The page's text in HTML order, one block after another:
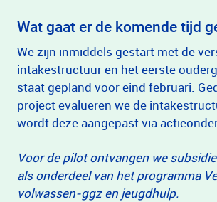
Wat gaat er de komende tijd
We zijn inmiddels gestart met de
intakestructuur en het eerste
staat gepland voor eind februari.
project evalueren we de
wordt deze aangepast via
Voor de pilot ontvangen we
als onderdeel van het programma
volwassen-ggz en jeugdhulp.